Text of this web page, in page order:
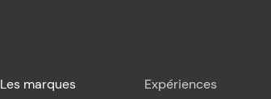
Les marques Expériences